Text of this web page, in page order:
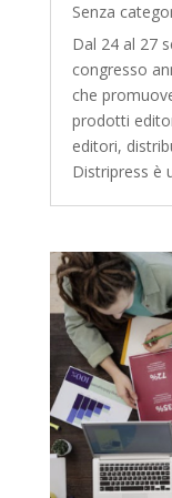
Senza
Dal 24 al 27
congresso
che
prodotti
editori,
Distripress è